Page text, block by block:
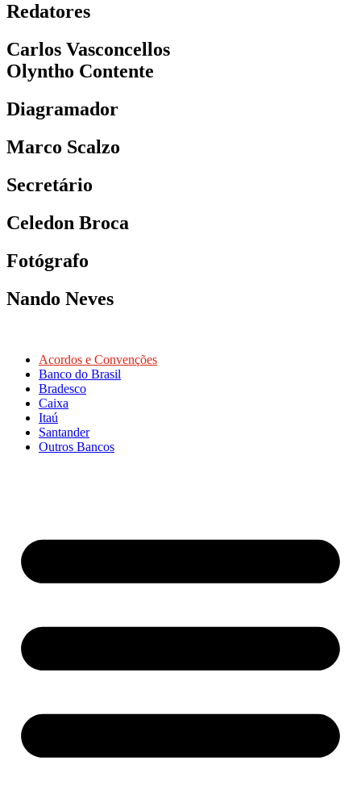
Redatores
Carlos Vasconcellos
Olyntho Contente
Diagramador
Marco Scalzo
Secretário
Celedon Broca
Fotógrafo
Nando Neves
Acordos e Convenções
Banco do Brasil
Bradesco
Caixa
Itaú
Santander
Outros Bancos